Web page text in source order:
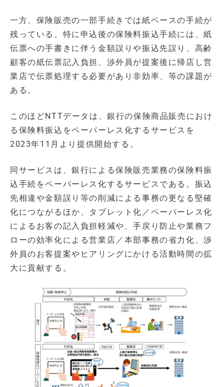
一方、保険販売の一部手続きでは紙ベースの手続が
残っている。特に申込後の保険料振込手続には、紙
伝票への手書きに伴う金額誤りや振込先誤り、高齢
顧客の紙伝票記入負担、渉外員が提案後に帰店し営
業店で伝票処理する必要があり非効率、等の課題が
ある。
このほどNTTデータは、銀行の保険商品販売におけ
る保険料振込をペーパーレス化するサービスを
2023年11月より提供開始する。
同サービスは、銀行による保険販売業務の保険料振
込手続をペーパーレス化するサービスである。振込
先相違や金額誤り等の削減による事務の更なる堅確
化につながるほか、タブレット化／ペーパーレス化
によるお客の記入負担軽減や、手戻り防止や業務フ
ローの効率化による営業店／本部事務の省力化、渉
外員のお客提案やヒアリングにかける活動時間の拡
大に貢献する。